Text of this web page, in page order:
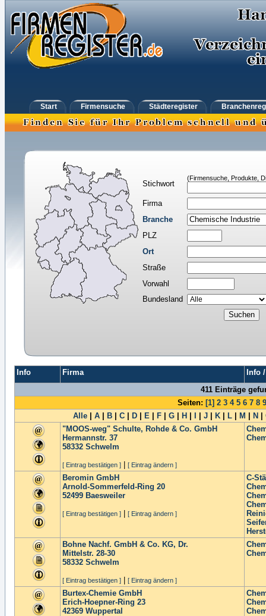
Start Firmensuche Städteregister
Stichwort
(Firmensuche, Produkte,
Firma
Branche
PLZ
Ort
Straße
Vorwahl
Bundesland
Info Firma
Info
411 Einträge
Seiten: [1] 2 3 4 5 6 7 8 9
Alle
A B C D E F G H J K L M N
"MOOS-weg" Schulte, Rohde & Co. GmbH
Hermannstr. 37
58332 Schwelm
[ Eintrag bestätigen ] [ Eintrag ändern ]
Beromin GmbH
Arnold-Sommerfeld-Ring 20
52499 Baesweiler
[ Eintrag bestätigen ] [ Eintrag ändern ]
C-
Bohne Nachf. GmbH & Co. KG, Dr.
Mittelstr. 28-30
58332 Schwelm
[ Eintrag bestätigen ] [ Eintrag ändern ]
Burtex-Chemie GmbH
Erich-Hoepner-Ring 23
42369 Wuppertal